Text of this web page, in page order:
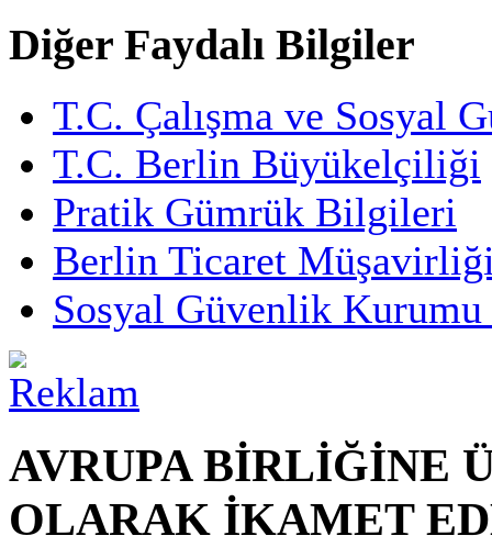
Diğer Faydalı Bilgiler
T.C. Çalışma ve Sosyal
T.C. Berlin Büyükelçiliği
Pratik Gümrük Bilgileri
Berlin Ticaret
Sosyal Güvenlik Kurumu
AVRUPA BİRLİĞİNE
OLARAK İKAMET